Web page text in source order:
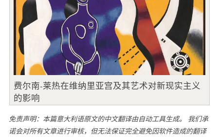
费尔南-莱热在维纳里亚宫及其艺术对新现实主义
的影响
免责声明：本篇意大利语原文的中文翻译由自动工具生成。 我们承
诺会对所有文章进行审核，但无法保证完全避免因软件造成的翻译